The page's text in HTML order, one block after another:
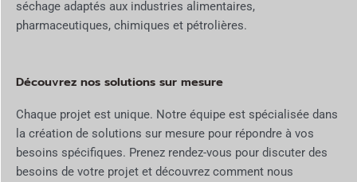
séchage adaptés aux industries alimentaires,
pharmaceutiques, chimiques et pétrolières.
Découvrez nos solutions sur mesure
Chaque projet est unique. Notre équipe est spécialisée dans
la création de solutions sur mesure pour répondre à vos
besoins spécifiques. Prenez rendez-vous pour discuter des
besoins de votre projet et découvrez comment nous